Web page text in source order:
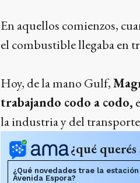
En aquellos comienzos,
el combustible llegaba en
Hoy, de la mano Gulf,
trabajando codo a codo,
la industria y del
¿qué querés
¿Qué novedades trae la
Avenida Espora?